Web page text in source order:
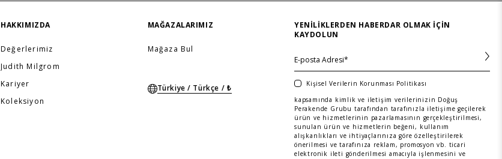
HAKKIMIZDA
Değerlerimiz
Judith Milgrom
Kariyer
Koleksiyon
MAĞAZALARIMIZ
Mağaza Bul
Türkiye / Türkçe / ₺
YENILIKLERDEN HABERDAR OLMAK IÇIN
KAYDOLUN
Kişisel Verilerin Korunması Politikası
kapsamında kimlik ve iletişim verilerinizin Doğuş
Perakende Grubu tarafından tarafınızla iletişime geçilerek
ürün ve hizmetlerinin pazarlamasının gerçekleştirilmesi,
sunulan ürün ve hizmetlerin beğeni, kullanım
alışkanlıkları ve ihtiyaçlarınıza göre özelleştirilerek
önerilmesi ve tarafınıza reklam, promosyon vb. ticari
elektronik ileti gönderilmesi amacıyla işlenmesini ve